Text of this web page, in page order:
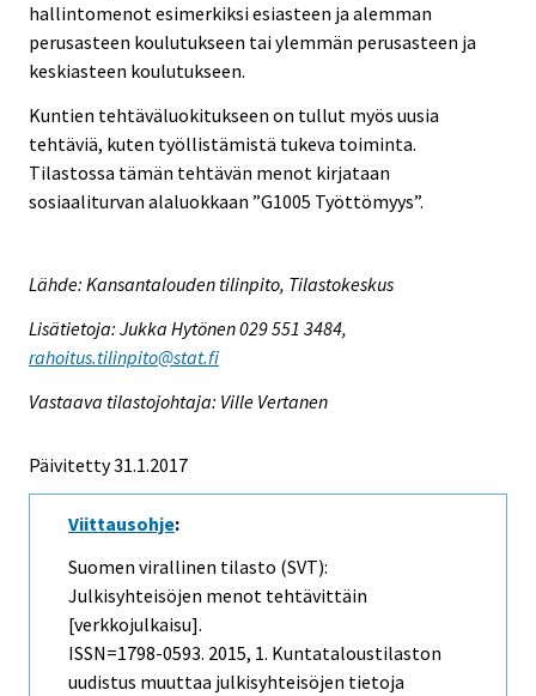
hallintomenot esimerkiksi esiasteen ja alemman
perusasteen koulutukseen tai ylemmän perusasteen ja
keskiasteen koulutukseen.
Kuntien tehtäväluokitukseen on tullut myös uusia
tehtäviä, kuten työllistämistä tukeva toiminta.
Tilastossa tämän tehtävän menot kirjataan
sosiaaliturvan alaluokkaan ”G1005 Työttömyys”.
Lähde: Kansantalouden tilinpito, Tilastokeskus
Lisätietoja: Jukka Hytönen 029 551 3484,
rahoitus.tilinpito@stat.fi
Vastaava tilastojohtaja: Ville Vertanen
Päivitetty 31.1.2017
Viittausohje:
Suomen virallinen tilasto (SVT):
Julkisyhteisöjen menot tehtävittäin
[verkkojulkaisu].
ISSN=1798-0593. 2015, 1. Kuntataloustilaston
uudistus muuttaa julkisyhteisöjen tietoja